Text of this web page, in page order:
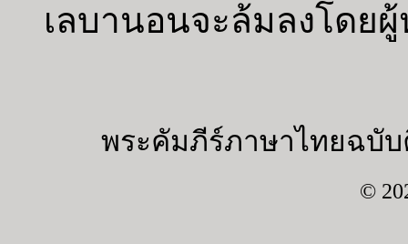
เลบานอนจะล้มลงโดย
พระคัมภีร์ภาษาไทยฉบับ
©